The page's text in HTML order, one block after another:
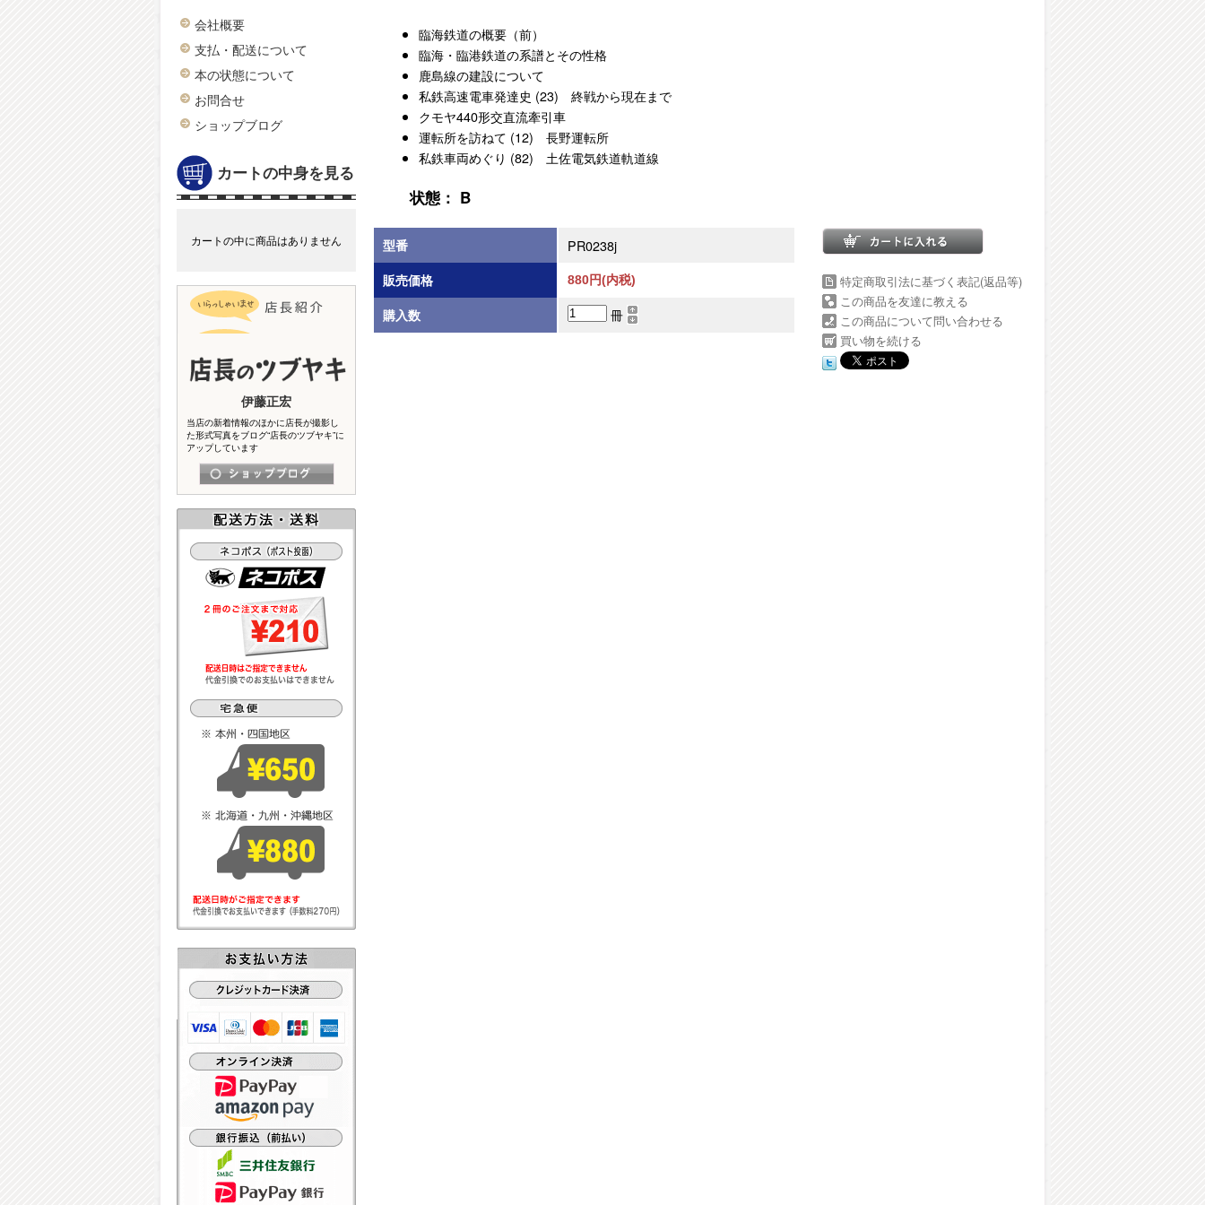
会社概要
支払・配送について
本の状態について
お問合せ
ショップブログ
カートの中身を見る
カートの中に商品はありません
伊藤正宏
当店の新着情報のほかに店長が撮影し
た形式写真をブログ“店長のツブヤキ”に
アップしています
臨海鉄道の概要（前）
臨海・臨港鉄道の系譜とその性格
鹿島線の建設について
私鉄高速電車発達史 (23) 終戦から現在まで
クモヤ440形交直流牽引車
運転所を訪ねて (12) 長野運転所
私鉄車両めぐり (82) 土佐電気鉄道軌道線
状態： B
型番 PR0238j
販売価格 880円(内税)
購入数 冊
特定商取引法に基づく表記(返品等)
この商品を友達に教える
この商品について問い合わせる
買い物を続ける